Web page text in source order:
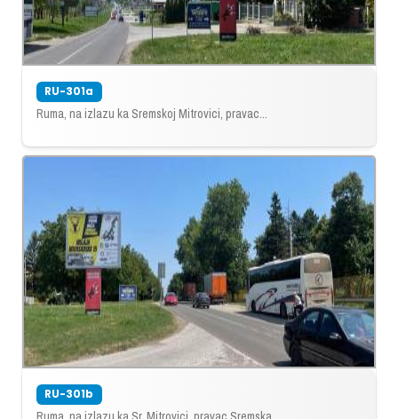
RU-301a
Ruma, na izlazu ka Sremskoj Mitrovici, pravac...
RU-301b